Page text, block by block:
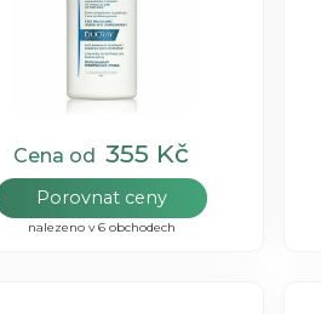
Cena od 355 Kč
Porovnat ceny
nalezeno v 6 obchodech